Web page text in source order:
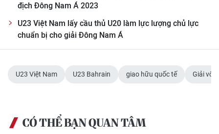
ENGLISH
中文
РУССКИЙ
한국어
địch Đông Nam Á 2023
U23 Việt Nam lấy cầu thủ U20 làm lực lượng chủ lực
chuẩn bị cho giải Đông Nam Á
U23 Việt Nam U23 Bahrain giao hữu quốc tế Giải vô
CÓ THỂ BẠN QUAN TÂM